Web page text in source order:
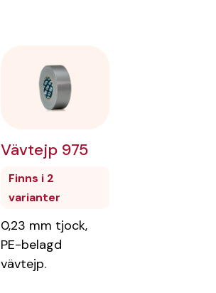
Vävtejp 975
Finns i 2
varianter
0,23 mm tjock,
PE-belagd
vävtejp.